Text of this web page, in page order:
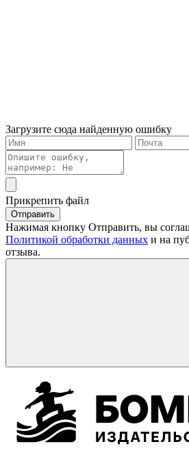
Загрузите сюда найденную ошибку
Прикрепить файл
Отправить
Нажимая кнопку Отправить, вы
Политикой обработки данных и на
отзыва.